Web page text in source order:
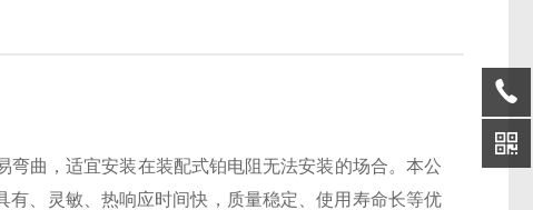
曲，适宜安装在装配式铂电阻无法安装的场合。本公
、灵敏、热响应时间快，质量稳定、使用寿命长等优